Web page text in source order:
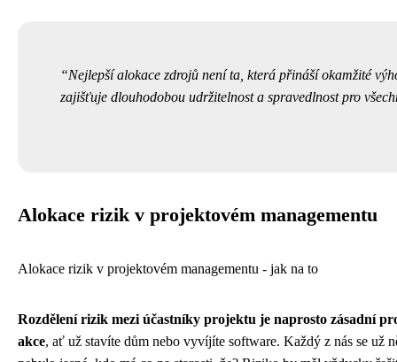
Nejlepší alokace zdrojů není ta, která přináší okamžité
zajišťuje dlouhodobou udržitelnost a spravedlnost pro
Alokace rizik v projektovém managementu
Alokace rizik v projektovém managementu - jak na to
Rozdělení rizik mezi účastníky projektu je naprosto zásadní
akce, ať už stavíte dům nebo vyvíjíte software. Každý z nás se už